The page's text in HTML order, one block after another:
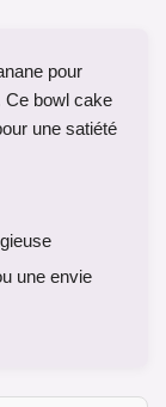
pour
Ce bowl cake
une satiété
une envie